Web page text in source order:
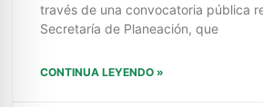
través de una convocatoria pública
Secretaría de Planeación, que
CONTINUA LEYENDO »